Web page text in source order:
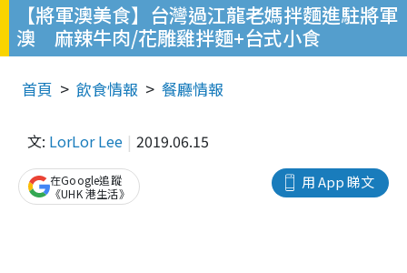
【將軍澳美食】台灣過江龍老媽拌麵進駐將軍
澳 麻辣牛肉/花雕雞拌麵+台式小食
首頁 飲食情報 餐廳情報
文: LorLor Lee 2019.06.15
用 App 睇文
在Google追蹤
《UHK 港生活》